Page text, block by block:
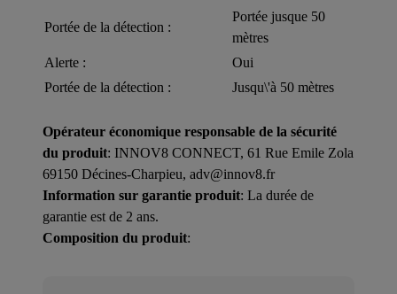
Portée de la détection :
Portée jusque 50
mètres
Alerte :
Oui
Portée de la détection :
Jusqu\'à 50 mètres
Opérateur économique responsable de la sécurité
du produit: INNOV8 CONNECT, 61 Rue Emile Zola
69150 Décines-Charpieu, adv@innov8.fr
Information sur garantie produit: La durée de
garantie est de 2 ans.
Composition du produit: